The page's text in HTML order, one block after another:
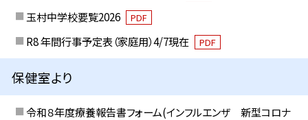
玉村中学校要覧2026 PDF
R8 年間行事予定表（家庭用）4/7現在 PDF
保健室より
令和８年度療養報告書フォーム(インフルエンザ 新型コロナ